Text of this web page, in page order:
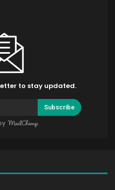
to stay updated.
Subscribe